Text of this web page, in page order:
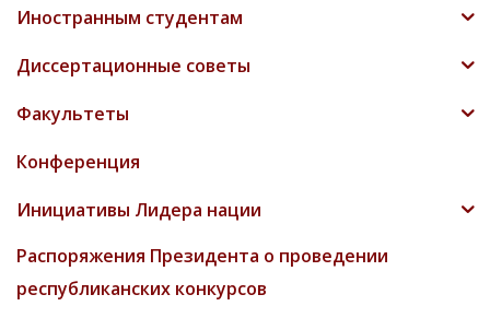
Иностранным студентам
Диссертационные советы
Факультеты
Конференция
Инициативы Лидера нации
Распоряжения Президента о проведении
республиканских конкурсов